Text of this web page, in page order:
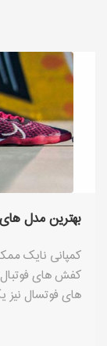
بهترین مدل
کمپانی نایک
کفش های
های فوتسال
های سالنی
تلاش زیادی